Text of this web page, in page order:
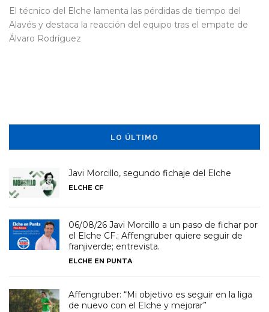
El técnico del Elche lamenta las pérdidas de tiempo del
Alavés y destaca la reacción del equipo tras el empate de
Álvaro Rodríguez
LO ÚLTIMO
Javi Morcillo, segundo fichaje del Elche
ELCHE CF
06/08/26 Javi Morcillo a un paso de fichar por
el Elche CF.; Affengruber quiere seguir de
franjiverde; entrevista.
ELCHE EN PUNTA
Affengruber: “Mi objetivo es seguir en la liga
de nuevo con el Elche y mejorar”